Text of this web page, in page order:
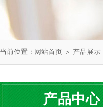
当前位置： 网站首页 ＞ 产品展示
产品中心